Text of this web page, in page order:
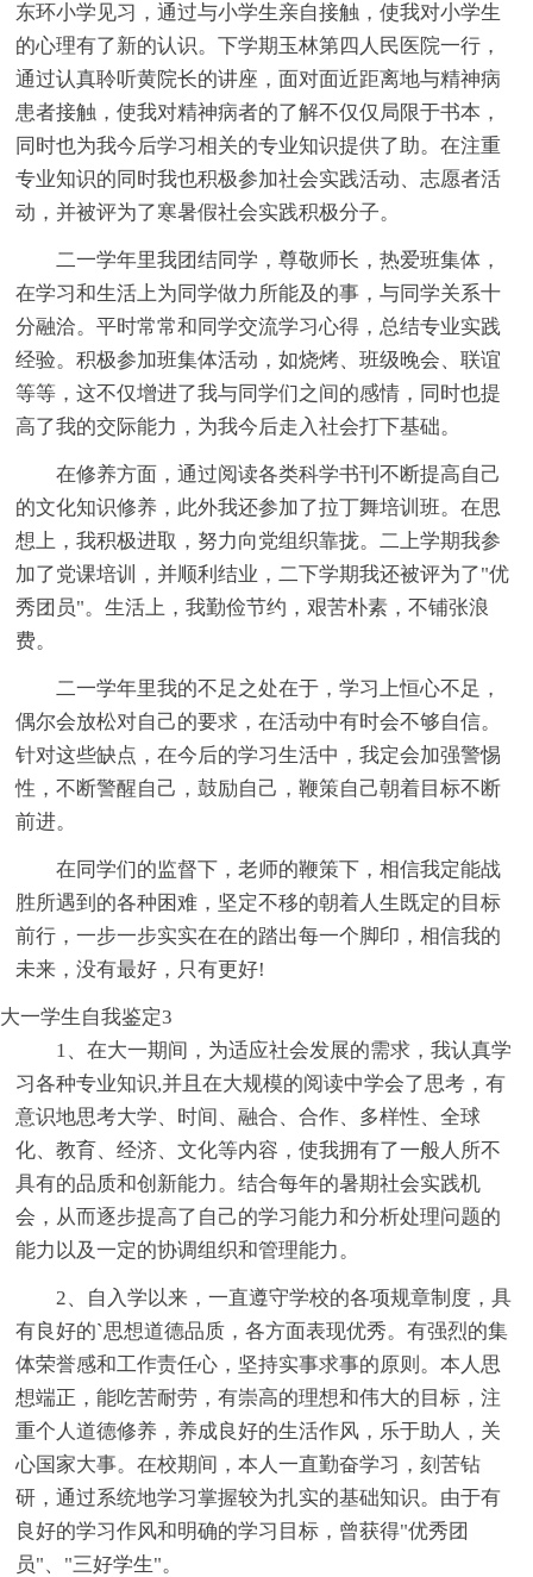
东环小学见习，通过与小学生亲自接触，使我对小学生
的心理有了新的认识。下学期玉林第四人民医院一行，
通过认真聆听黄院长的讲座，面对面近距离地与精神病
患者接触，使我对精神病者的了解不仅仅局限于书本，
同时也为我今后学习相关的专业知识提供了助。在注重
专业知识的同时我也积极参加社会实践活动、志愿者活
动，并被评为了寒暑假社会实践积极分子。
二一学年里我团结同学，尊敬师长，热爱班集体，
在学习和生活上为同学做力所能及的事，与同学关系十
分融洽。平时常常和同学交流学习心得，总结专业实践
经验。积极参加班集体活动，如烧烤、班级晚会、联谊
等等，这不仅增进了我与同学们之间的感情，同时也提
高了我的交际能力，为我今后走入社会打下基础。
在修养方面，通过阅读各类科学书刊不断提高自己
的文化知识修养，此外我还参加了拉丁舞培训班。在思
想上，我积极进取，努力向党组织靠拢。二上学期我参
加了党课培训，并顺利结业，二下学期我还被评为了"优
秀团员"。生活上，我勤俭节约，艰苦朴素，不铺张浪
费。
二一学年里我的不足之处在于，学习上恒心不足，
偶尔会放松对自己的要求，在活动中有时会不够自信。
针对这些缺点，在今后的学习生活中，我定会加强警惕
性，不断警醒自己，鼓励自己，鞭策自己朝着目标不断
前进。
在同学们的监督下，老师的鞭策下，相信我定能战
胜所遇到的各种困难，坚定不移的朝着人生既定的目标
前行，一步一步实实在在的踏出每一个脚印，相信我的
未来，没有最好，只有更好!
大一学生自我鉴定3
1、在大一期间，为适应社会发展的需求，我认真学
习各种专业知识,并且在大规模的阅读中学会了思考，有
意识地思考大学、时间、融合、合作、多样性、全球
化、教育、经济、文化等内容，使我拥有了一般人所不
具有的品质和创新能力。结合每年的暑期社会实践机
会，从而逐步提高了自己的学习能力和分析处理问题的
能力以及一定的协调组织和管理能力。
2、自入学以来，一直遵守学校的各项规章制度，具
有良好的`思想道德品质，各方面表现优秀。有强烈的集
体荣誉感和工作责任心，坚持实事求事的原则。本人思
想端正，能吃苦耐劳，有崇高的理想和伟大的目标，注
重个人道德修养，养成良好的生活作风，乐于助人，关
心国家大事。在校期间，本人一直勤奋学习，刻苦钻
研，通过系统地学习掌握较为扎实的基础知识。由于有
良好的学习作风和明确的学习目标，曾获得"优秀团
员"、"三好学生"。